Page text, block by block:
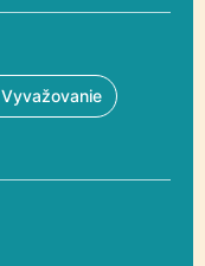
Vyvažovanie